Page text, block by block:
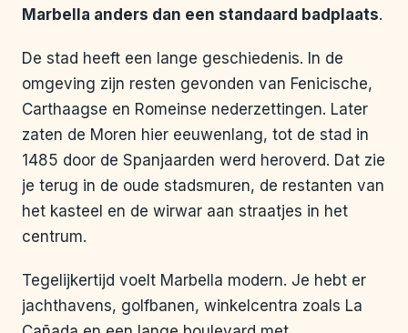
Marbella anders dan een standaard badplaats.
De stad heeft een lange geschiedenis. In de
omgeving zijn resten gevonden van Fenicische,
Carthaagse en Romeinse nederzettingen. Later
zaten de Moren hier eeuwenlang, tot de stad in
1485 door de Spanjaarden werd heroverd. Dat zie
je terug in de oude stadsmuren, de restanten van
het kasteel en de wirwar aan straatjes in het
centrum.
Tegelijkertijd voelt Marbella modern. Je hebt er
jachthavens, golfbanen, winkelcentra zoals La